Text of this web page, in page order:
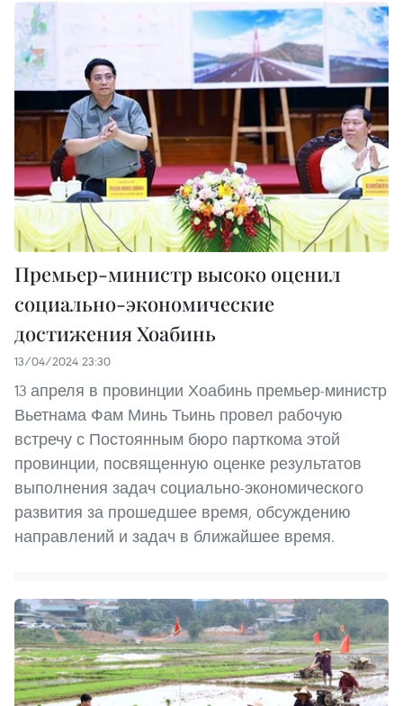
Премьер-министр высоко оценил
социально-экономические
достижения Хоабинь
13/04/2024 23:30
13 апреля в провинции Хоабинь премьер-министр
Вьетнама Фам Минь Тьинь провел рабочую
встречу с Постоянным бюро парткома этой
провинции, посвященную оценке результатов
выполнения задач социально-экономического
развития за прошедшее время, обсуждению
направлений и задач в ближайшее время.